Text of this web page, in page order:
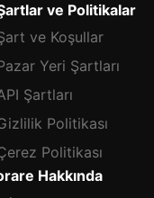
ve Politikalar
ve Koşullar
Yeri Şartları
Şartları
Politikası
Politikası
Hakkında